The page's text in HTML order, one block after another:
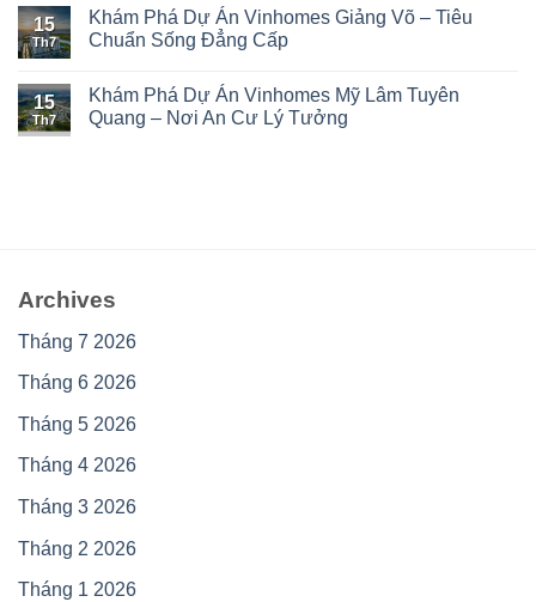
15
Th7
Khám Phá Dự Án Vinhomes Giảng Võ – Tiêu
Chuẩn Sống Đẳng Cấp
15
Th7
Khám Phá Dự Án Vinhomes Mỹ Lâm Tuyên
Quang – Nơi An Cư Lý Tưởng
Archives
Tháng 7 2026
Tháng 6 2026
Tháng 5 2026
Tháng 4 2026
Tháng 3 2026
Tháng 2 2026
Tháng 1 2026